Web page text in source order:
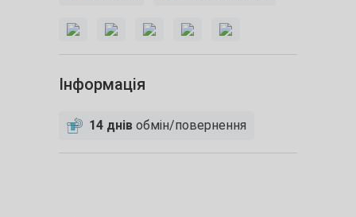
Інформація
14 днів обмін/повернення